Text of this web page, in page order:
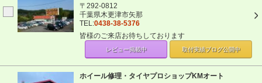
〒292-0812
千葉県木更津市矢那
TEL:0438-38-5376
皆様のご来店お待ちしております
レビュー掲載中 取付実績ブログ公開中
ホイール修理・タイヤプロショップKMオート